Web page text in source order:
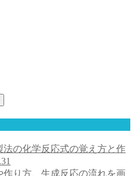
法の化学反応式の覚え方と作
作り方、生成反応の流れを画